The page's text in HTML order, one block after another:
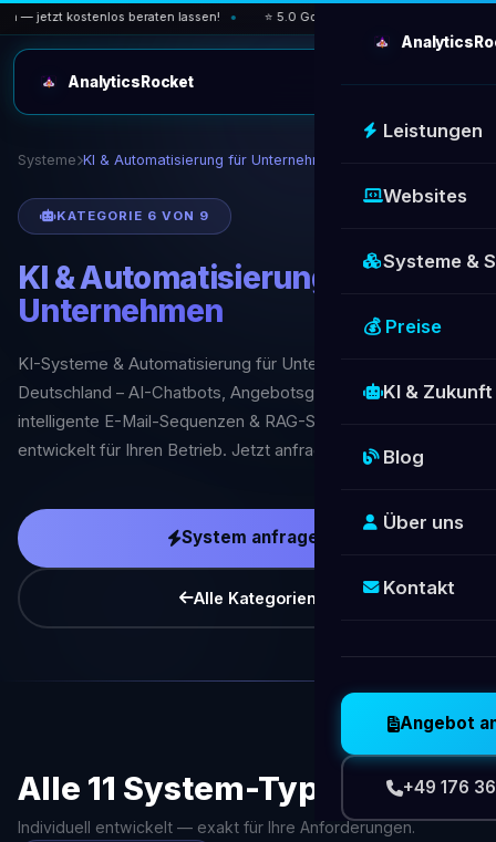
jetzt kostenlos beraten lassen! ⭐ 5.0 Google-Bewertung — über 30
AnalyticsRocket
Leistungen
Websites
Systeme &
💰 Preise
KI & Zukunft
Blog
Über uns
Kontakt
Angebot
+49 176
Systeme KI & Automatisierung für Unternehmen
KATEGORIE 6 VON 9
KI & Automatisierung für
Unternehmen
KI-Systeme & Automatisierung für Unternehmen in
Deutschland – AI-Chatbots, Angebotsgeneratoren,
intelligente E-Mail-Sequenzen & RAG-Systeme. Individuell
entwickelt für Ihren Betrieb. Jetzt anfragen!
System anfragen
Alle Kategorien
Alle 11 System-Typen
Individuell entwickelt — exakt für Ihre Anforderungen.